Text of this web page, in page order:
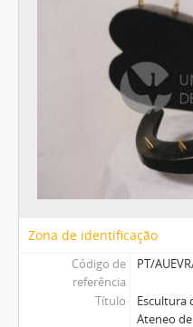
Zona de identificação
Código de
referência
PT/
Título
Escultura
Ateneo